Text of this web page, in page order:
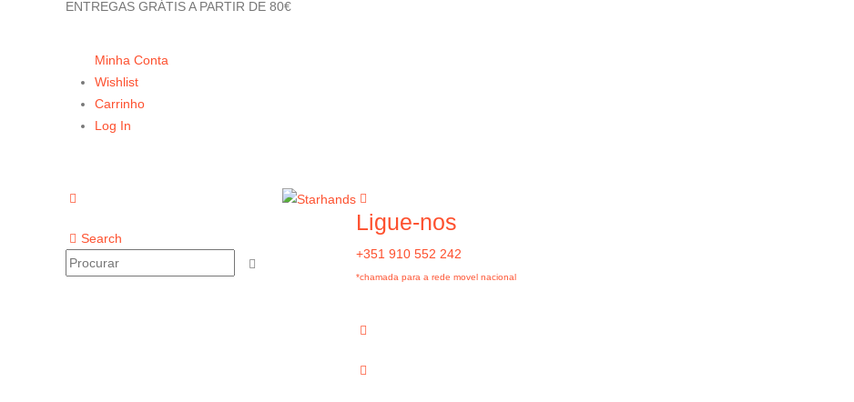
ENTREGAS GRÁTIS A PARTIR DE 80€
Minha Conta
Wishlist
Carrinho
Log In
Search
Ligue-nos
+351 910 552 242
*chamada para a rede movel nacional